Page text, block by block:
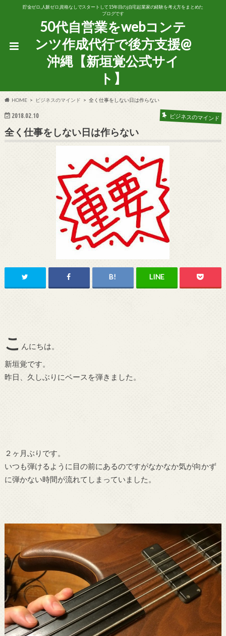
貯金ゼロ,人脈ゼロ,資格なしでスタートして15年目のj自宅起業家の経験を考え方をまとめた
ブログです
50代自営業をwebコンテ
ンツ作成代行で後方支援@
沖縄【新垣覚公式サイ
ト】
HOME ビジネスのマインド 全く仕事をしない日は作らない
2018.02.10 ビジネスのマインド
全く仕事をしない日は作らない
こ
んにちは。
新垣覚です。
昨日、久しぶりにベースを弾きました。
２ヶ月ぶりです。
いつも弾けるように目の前にあるのですがなかなか気が向かず
に弾かない時間が流れてしまっていました。